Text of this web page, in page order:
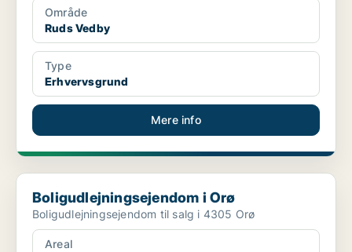
Område
Ruds Vedby
Type
Erhvervsgrund
Mere info
Boligudlejningsejendom i Orø
Boligudlejningsejendom i Orø
Boligudlejningsejendom til salg i 4305 Orø
Areal